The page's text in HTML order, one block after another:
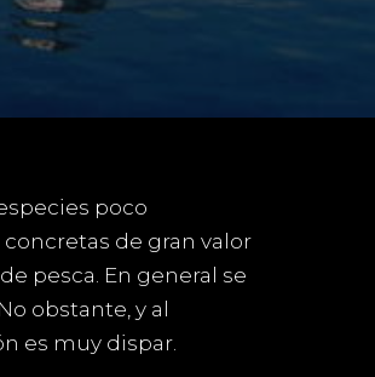
poco
de gran valor
pesca. En general se
obstante, y al
es muy dispar.